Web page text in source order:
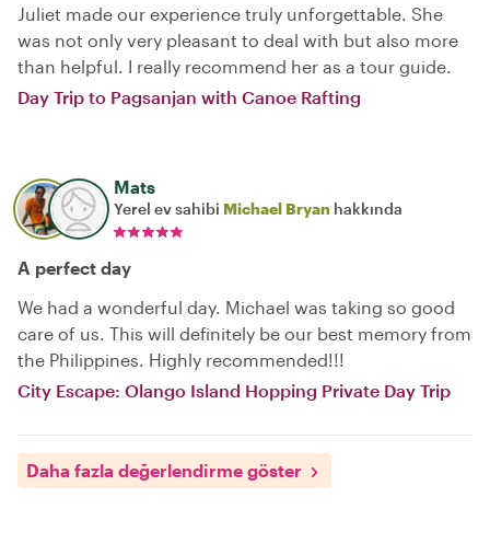
Juliet made our experience truly unforgettable. She
was not only very pleasant to deal with but also more
than helpful. I really recommend her as a tour guide.
Day Trip to Pagsanjan with Canoe Rafting
Mats
Yerel ev sahibi Michael Bryan hakkında
A perfect day
We had a wonderful day. Michael was taking so good
care of us. This will definitely be our best memory from
the Philippines. Highly recommended!!!
City Escape: Olango Island Hopping Private Day Trip
Daha fazla değerlendirme göster